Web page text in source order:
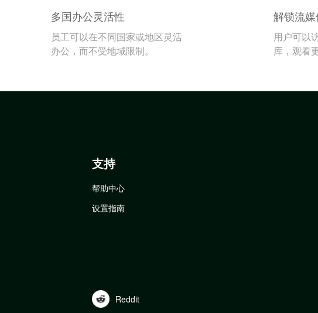
多国办公灵活性
员工可以在不同国家或地区灵活
办公，而不受地域限制。
解锁流
用户可以
库，观看
支持
帮助中心
设置指南
Reddit